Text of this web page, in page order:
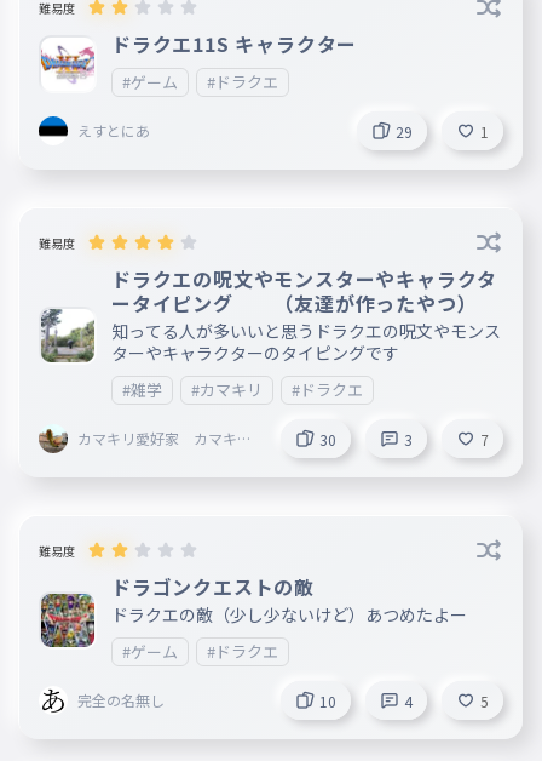
難易度
ドラクエ11S キャラクター
#ゲーム #ドラクエ
えすとにあ 29 1
難易度
ドラクエの呪文やモンスターやキャラクタ
ータイピング （友達が作ったやつ）
知ってる人が多いいと思うドラクエの呪文やモンス
ターやキャラクターのタイピングです
#雑学 #カマキリ #ドラクエ
カマキリ愛好家 カマキリ
30 3 7
難易度
ドラゴンクエストの敵
ドラクエの敵（少し少ないけど）あつめたよー
#ゲーム #ドラクエ
完全の名無し 10 4 5